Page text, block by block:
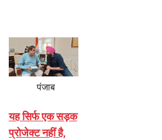
पंजाब
यह सिर्फ एक सड़क
प्रोजेक्ट नहीं है,